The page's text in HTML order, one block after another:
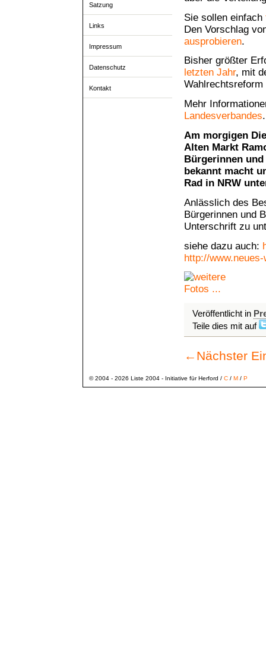
Satzung
Links
Impressum
Datenschutz
Kontakt
Sie sollen einfach
Den Vorschlag
ausprobieren.
Bisher größter
letzten Jahr, mit
Mehr
Landesverbandes.
Am morgigen
Alten Markt
Bürgerinnen
bekannt macht
Rad in NRW
Anlässlich des
Bürgerinnen und
Unterschrift zu
siehe dazu auch:
http://
Veröffentlicht in
Teile dies mit auf
← Nächster
© 2004 - 2026 Liste 2004 - Initiative für Herford / C/ M/ P